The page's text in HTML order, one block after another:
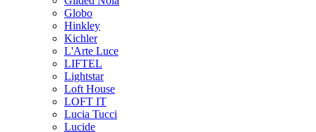
Globo
Hinkley
Kichler
L'Arte Luce
LIFTEL
Lightstar
Loft House
LOFT IT
Lucia Tucci
Lucide